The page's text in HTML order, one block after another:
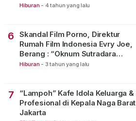
Hiburan - 4 tahun yang lalu
6
Skandal Film Porno, Direktur
Rumah Film Indonesia Evry Joe,
Berang : “Oknum Sutradara
Merusak Perfilman Indonesia”!
Hiburan - 3 tahun yang lalu
7
“Lampoh” Kafe Idola Keluarga &
Profesional di Kepala Naga Barat
Jakarta